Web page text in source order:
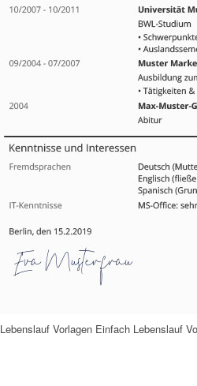
Lebenslauf Vorlagen Einfach Lebenslauf